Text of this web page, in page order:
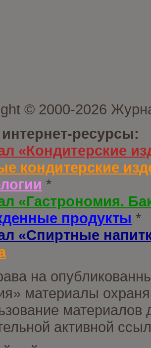
© 2000-2026
ресурсы:
«Кондитерские
кондитерские
*
«Гастрономия.
продукты *
«Спиртные
на
материалы
материалов
активной